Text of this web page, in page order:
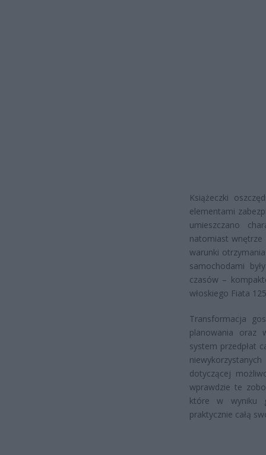
Książeczki
elementami
umieszczano
natomiast wnętrze
warunki
samochodami
czasów –
włoskiego Fiata
Transformacja
planowania oraz
system przedpłat
dotyczącej
wprawdzie te
które w wyniku
praktycznie całą